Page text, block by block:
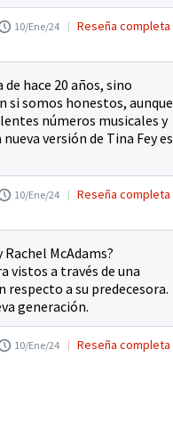
10/Ene/24 Reseña completa
hace 20 años, sino
si somos honestos, aunque
números musicales y
versión de Tina Fey es
10/Ene/24 Reseña completa
McAdams?
vistos a través de una
respecto a su predecesora.
generación.
10/Ene/24 Reseña completa